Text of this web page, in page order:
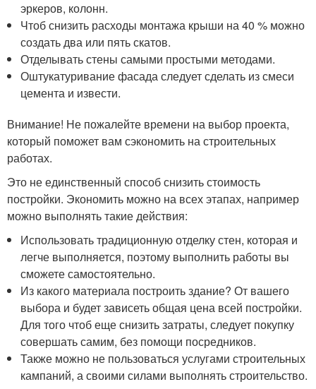
эркеров, колонн.
Чтоб снизить расходы монтажа крыши на 40 % можно
создать два или пять скатов.
Отделывать стены самыми простыми методами.
Оштукатуривание фасада следует сделать из смеси
цемента и извести.
Внимание! Не пожалейте времени на выбор проекта,
который поможет вам сэкономить на строительных
работах.
Это не единственный способ снизить стоимость
постройки. Экономить можно на всех этапах, например
можно выполнять такие действия:
Использовать традиционную отделку стен, которая и
легче выполняется, поэтому выполнить работы вы
сможете самостоятельно.
Из какого материала построить здание? От вашего
выбора и будет зависеть общая цена всей постройки.
Для того чтоб еще снизить затраты, следует покупку
совершать самим, без помощи посредников.
Также можно не пользоваться услугами строительных
кампаний, а своими силами выполнять строительство.